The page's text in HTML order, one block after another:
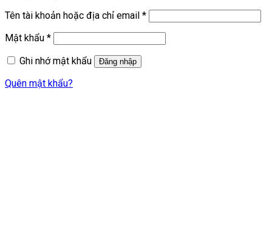
Tên tài khoản hoặc địa chỉ email *Bắt
buộc
Mật khẩu *Bắt
buộc
Ghi nhớ mật khẩu
Đăng nhập
Quên mật khẩu?